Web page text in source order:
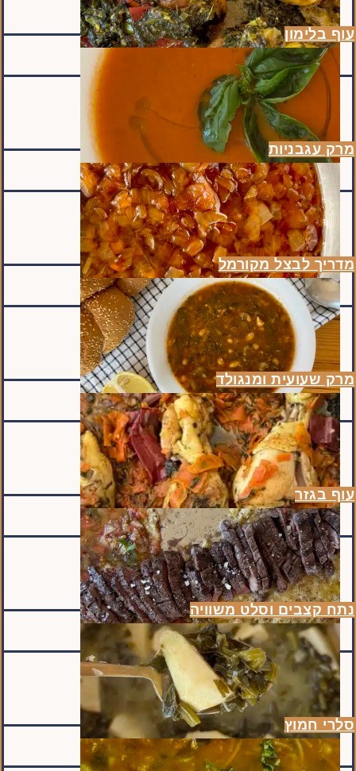
עוף בלימון
מרק עגבניות
מדריך לבצל מקורמל
מרק שעועית ומנגולד
עוף בגזר
נתח קצבים וסלט משוויה
סלרי חמוץ